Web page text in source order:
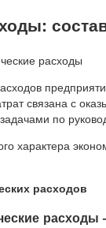
связана с
по
характера
расходов
расходы